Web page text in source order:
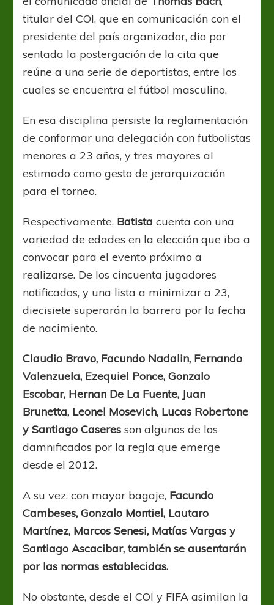
titular del COI, que en comunicación con el
presidente del país organizador, dio por
sentada la postergación de la cita que
reúne a una serie de deportistas, entre los
cuales se encuentra el fútbol masculino.
En esa disciplina persiste la reglamentación
de conformar una delegación con futbolistas
menores a 23 años, y tres mayores al
estimado como gesto de jerarquización
para el torneo.
Respectivamente, Batista cuenta con una
variedad de edades en la elección que iba a
convocar para el evento próximo a
realizarse. De los cincuenta jugadores
notificados, y una lista a minimizar a 23,
diecisiete superarán la barrera por la fecha
de nacimiento.
Claudio Bravo, Facundo Nadalin, Fernando
Valenzuela, Ezequiel Ponce, Gonzalo
Escobar, Hernan De La Fuente, Juan
Brunetta, Leonel Mosevich, Lucas Robertone
y Santiago Caseres son algunos de los
damnificados por la regla que emerge
desde el 2012.
A su vez, con mayor bagaje, Facundo
Cambeses, Gonzalo Montiel, Lautaro
Martínez, Marcos Senesi, Matías Vargas y
Santiago Ascacibar, también se ausentarán
por las normas establecidas.
No obstante, desde el COI y FIFA asimilan la